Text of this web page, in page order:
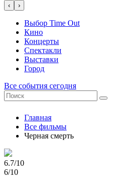
‹ ›
Выбор Time Out
Кино
Концерты
Спектакли
Выставки
Город
Все события сегодня
Главная
Все фильмы
Черная смерть
6.7/10
6/10